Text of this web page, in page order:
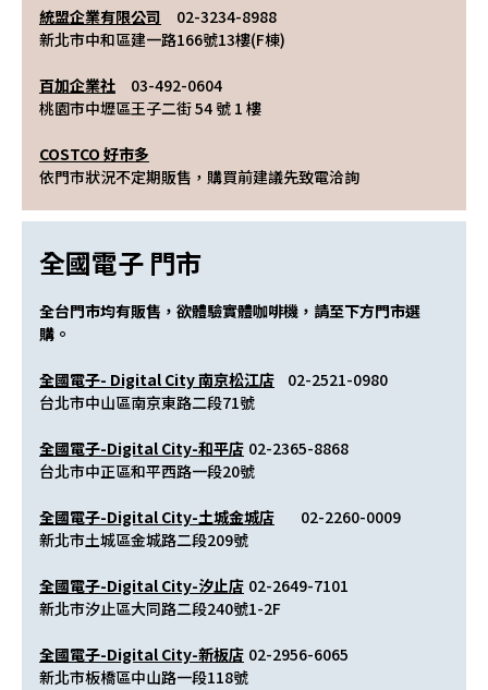
統盟企業有限公司 02-3234-8988
新北市中和區建一路166號13樓(F棟)
百加企業社 03-492-0604
桃園市中壢區王子二街 54 號 1 樓
COSTCO 好市多
依門市狀況不定期販售，購買前建議先致電洽詢
全國電子 門市
全台門市均有販售，欲體驗實體咖啡機，請至下方門市選
購。
全國電子- Digital City 南京松江店
    02-2521-0980
台北市中山區南京東路二段71號
全國電子-Digital City-和平店
	02-2365-8868
台北市中正區和平西路一段20號
全國電子-Digital City-土城金城店
	02-2260-0009
新北市土城區金城路二段209號
全國電子-Digital City-汐止店
	02-2649-7101
新北市汐止區大同路二段240號1-2F
全國電子-Digital City-新板店
	02-2956-6065
新北市板橋區中山路一段118號